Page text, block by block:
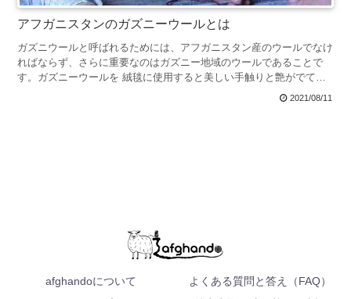
アフガニスタンのガズニーウールとは
ガズニウールと呼ばれるためには、アフガニスタン産のウールでなけ
ればならず、さらに重要なのはガズニー地域のウールであることで
す。ガズニーウールを 絨毯に使用すると美しい手触りと艶がでてき
2021/08/11
afghandoについて
よくある質問と答え（FAQ）